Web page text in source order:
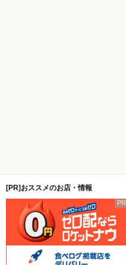
[PR]おススメのお店・情報
PR